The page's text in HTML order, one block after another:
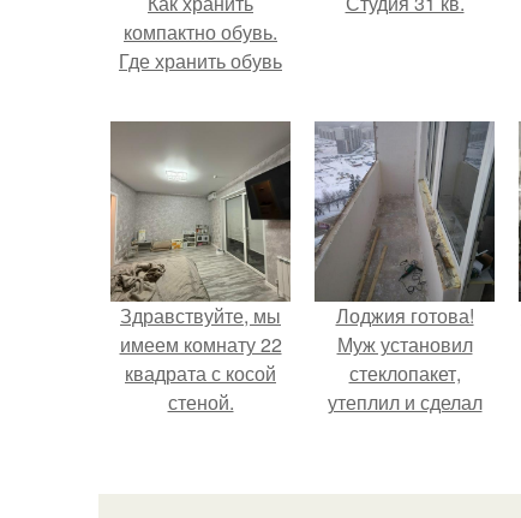
компактно обувь.
Где хранить обувь
Здравствуйте, мы
имеем комнату 22
квадрата с косой
стеной.
Лоджия готова!
Муж установил
стеклопакет,
утеплил и сделал